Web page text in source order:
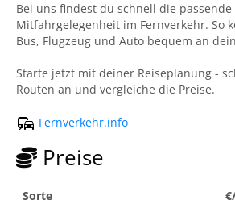
Bei uns findest du schnell die
Mitfahrgelegenheit im Fernverkehr. So
Bus, Flugzeug und Auto bequem an
Starte jetzt mit deiner Reiseplanung -
Routen an und vergleiche die Preise.
Fernverkehr.info
Preise
Sorte